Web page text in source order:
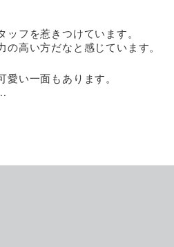
フを惹きつけています。
高い方だなと感じています。
い一面もあります。